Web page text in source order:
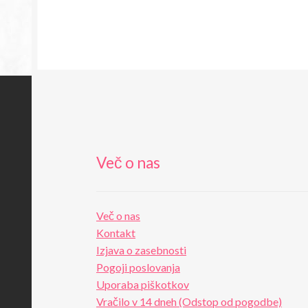
Več o nas
Več o nas
Kontakt
Izjava o zasebnosti
Pogoji poslovanja
Uporaba piškotkov
Vračilo v 14 dneh (Odstop od pogodbe)